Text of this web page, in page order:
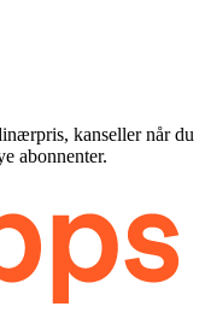
kanseller når du
abonnenter.